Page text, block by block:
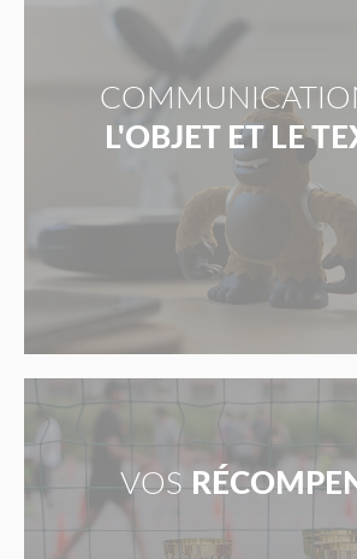
L'OBJET ET LE
VOS